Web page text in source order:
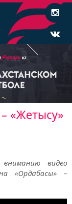
«Жетысу»
вниманию видео
«Ордабасы» –